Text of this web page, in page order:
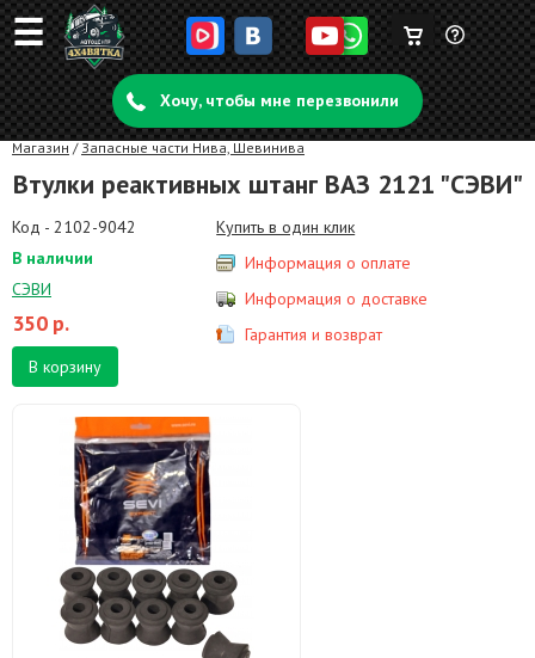
☰ Задать
вопрос
Корзина
пуста
Хочу, чтобы мне перезвонили
Магазин / Запасные части Нива, Шевинива
Втулки реактивных штанг ВАЗ 2121 "СЭВИ"
Код - 2102-9042
В наличии
СЭВИ
350 р.
В корзину
Купить в один клик
Информация о оплате
Информация о доставке
Гарантия и возврат